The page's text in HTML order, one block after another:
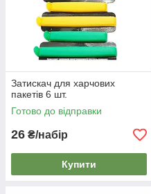
Затискач для харчових
пакетів 6 шт.
Готово до відправки
26 ₴/набір
Купити